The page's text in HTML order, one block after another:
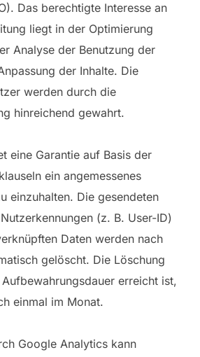
Das berechtigte Interesse an
liegt in der Optimierung
Analyse der Benutzung der
der Inhalte. Die
werden durch die
hinreichend gewahrt.
eine Garantie auf Basis der
ein angemessenes
einzuhalten. Die gesendeten
(z. B. User-ID)
Daten werden nach
gelöscht. Die Löschung
erreicht ist,
einmal im Monat.
Google Analytics kann